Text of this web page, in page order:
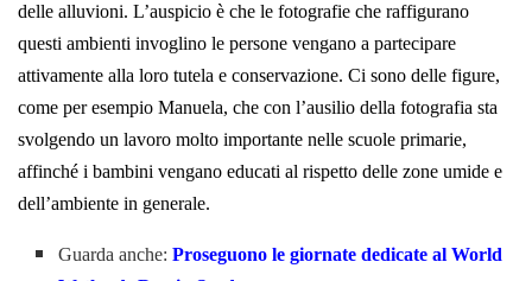
delle alluvioni. L’auspicio è che le fotografie che raffigurano
questi ambienti invoglino le persone vengano a partecipare
attivamente alla loro tutela e conservazione. Ci sono delle figure,
come per esempio Manuela, che con l’ausilio della fotografia sta
svolgendo un lavoro molto importante nelle scuole primarie,
affinché i bambini vengano educati al rispetto delle zone umide e
dell’ambiente in generale.
Guarda anche:Proseguono le giornate dedicate al World